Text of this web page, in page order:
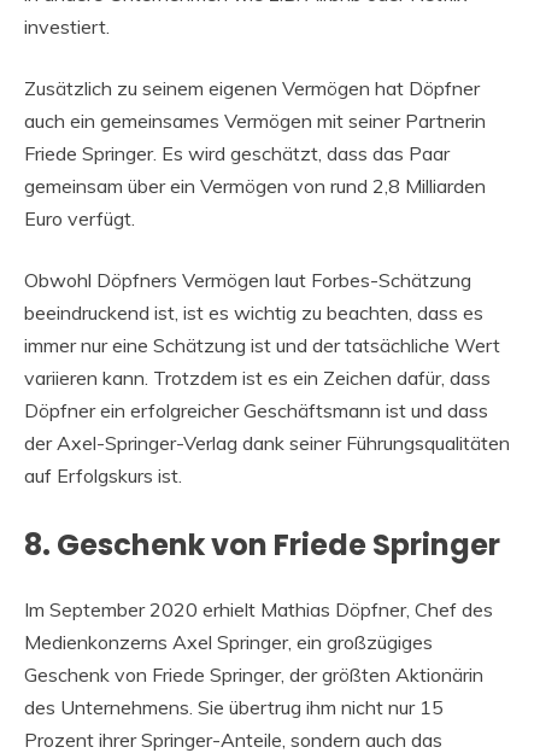
investiert.
Zusätzlich zu seinem eigenen Vermögen hat Döpfner
auch ein gemeinsames Vermögen mit seiner Partnerin
Friede Springer. Es wird geschätzt, dass das Paar
gemeinsam über ein Vermögen von rund 2,8 Milliarden
Euro verfügt.
Obwohl Döpfners Vermögen laut Forbes-Schätzung
beeindruckend ist, ist es wichtig zu beachten, dass es
immer nur eine Schätzung ist und der tatsächliche Wert
variieren kann. Trotzdem ist es ein Zeichen dafür, dass
Döpfner ein erfolgreicher Geschäftsmann ist und dass
der Axel-Springer-Verlag dank seiner Führungsqualitäten
auf Erfolgskurs ist.
8. Geschenk von Friede Springer
Im September 2020 erhielt Mathias Döpfner, Chef des
Medienkonzerns Axel Springer, ein großzügiges
Geschenk von Friede Springer, der größten Aktionärin
des Unternehmens. Sie übertrug ihm nicht nur 15
Prozent ihrer Springer-Anteile, sondern auch das